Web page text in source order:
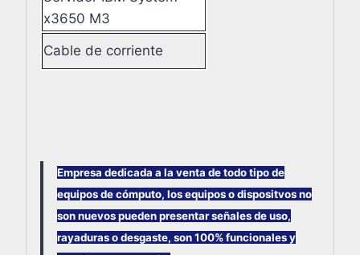
x3650 M3
Cable de corriente
Empresa dedicada a la venta de todo tipo de
equipos de cómputo, los equipos o dispositvos no
son nuevos pueden presentar señales de uso,
rayaduras o desgaste, son 100% funcionales y